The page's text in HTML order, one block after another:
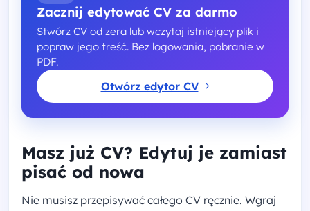
Zacznij edytować CV za darmo
Stwórz CV od zera lub wczytaj istniejący plik i
popraw jego treść. Bez logowania, pobranie w
PDF.
Otwórz edytor CV
Masz już CV? Edytuj je zamiast
pisać od nowa
Nie musisz przepisywać całego CV ręcznie. Wgraj